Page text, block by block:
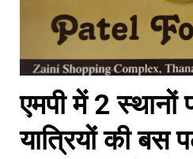
एमपी में 2
यात्रियों की बस